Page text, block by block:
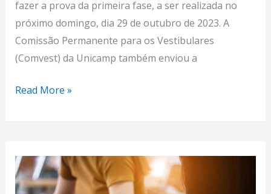
fazer a prova da primeira fase, a ser realizada no
próximo domingo, dia 29 de outubro de 2023. A
Comissão Permanente para os Vestibulares
(Comvest) da Unicamp também enviou a
Read More »
seletivo
ENEM-